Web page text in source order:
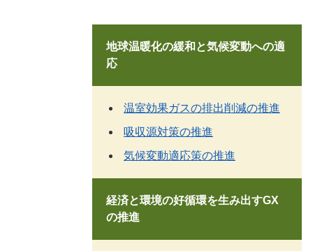
地球温暖化の緩和と気候変動への適
応
温室効果ガスの排出削減の推進
吸収源対策の推進
気候変動適応策の推進
経済と環境の好循環を生み出すGX
の推進